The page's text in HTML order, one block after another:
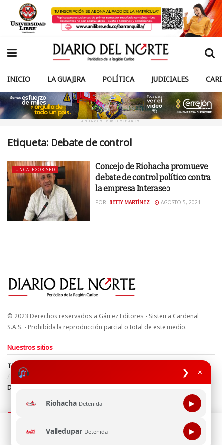
❯ ×
Riohacha Detenida ▶
Valledupar Detenida ▶
INICIO LA GUAJIRA POLÍTICA JUDICIALES
ANUNCIO PUBLICITARIO
Etiqueta: Debate de control
UNCATEGORISED
Concejo de Riohacha promueve
debate de control político contra
la empresa Interaseo
POR: BETTY MARTÍNEZ AGOSTO 5, 2021
© 2023 Derechos reservados a Gámez Editores - Sistema Cardenal
S.A.S. - Prohibida la reproducción parcial o total de este medio.
Nuestros sitios
Términos y Condiciones
Derechos de Autor y Propiedad Intelectual
Política de uso de cookies
Política de Tratamiento de Datos
Directrices Editoriales
Síguenos
Esta página web usa cookie para mejorar tu experiencia de
navegación, al continuar aceptas nuestra política de uso de